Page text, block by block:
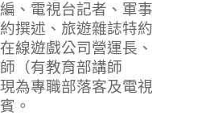
、電視台記者、軍事
撰述、旅遊雜誌特約
線遊戲公司營運長、
（有教育部講師
為專職部落客及電視
。